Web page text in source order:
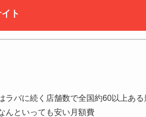
ト
ラバに続く店舗数で全国約60以上ある
んといっても安い月額費